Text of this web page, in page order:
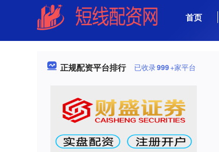
首页
正规配资平台排行 已收录999+家平台